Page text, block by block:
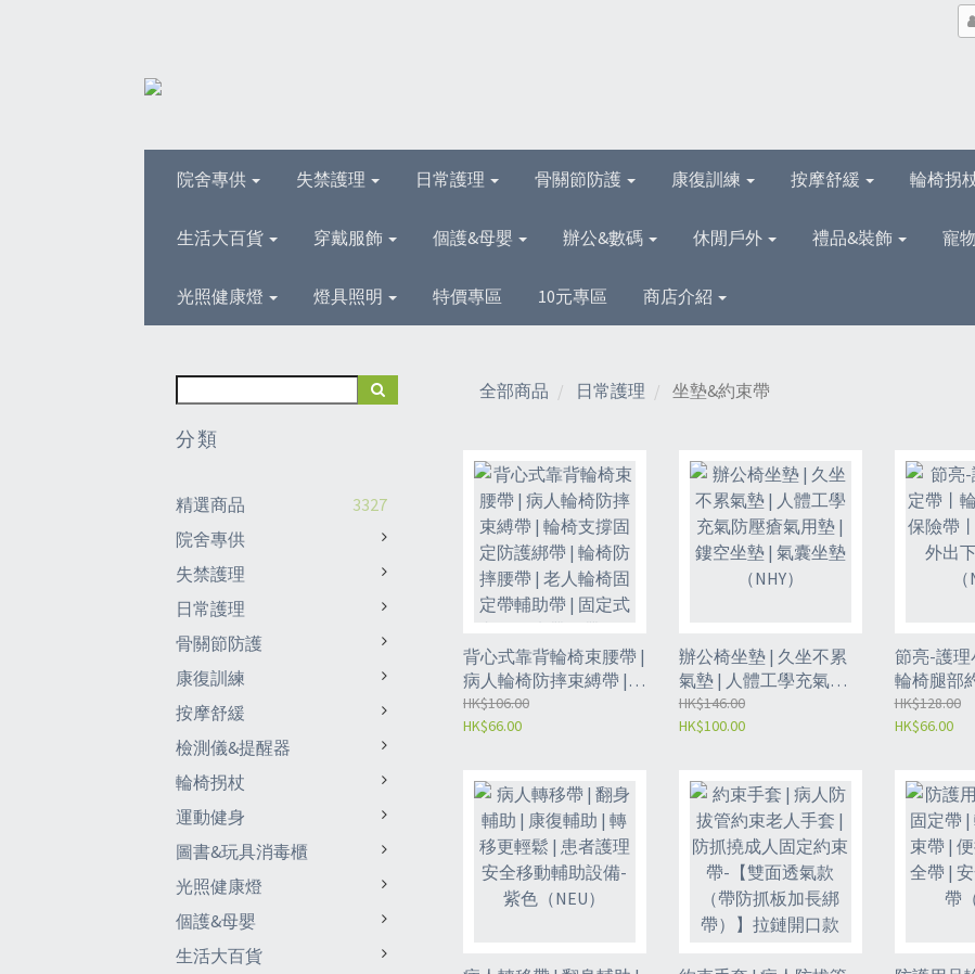
院舍專供 失禁護理 日常護理 骨關節防護 康復訓練 按摩舒緩 輪椅拐
生活大百貨 穿戴服飾 個護&母嬰 辦公&數碼 休閒戶外 禮品&裝飾 寵
光照健康燈 燈具照明 特價專區 10元專區 商店介紹
分類
精選商品
3327
院舍專供
失禁護理
日常護理
骨關節防護
康復訓練
按摩舒緩
檢測儀&提醒器
輪椅拐杖
運動健身
圖書&玩具消毒櫃
光照健康燈
個護&母嬰
生活大百貨
全部商品 日常護理 坐墊&約束帶
背心式靠背輪椅束腰帶 |
病人輪椅防摔束縛帶 |
輪椅支撐固定防護綁帶 |
輪椅防摔腰帶 | 老人輪
角約束帶-黑色均碼
（NYI）
HK$106.00
HK$66.00
辦公椅坐墊 | 久坐不累
氣墊 | 人體工學充氣防
壓瘡氣用墊 | 鏤空坐墊 |
氣囊坐墊（NHY）
HK$146.00
HK$100.00
節亮-護理
輪椅腿部
防跌倒下
定器（NFB
HK$128.00
HK$66.00